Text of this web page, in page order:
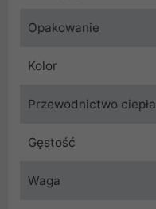
Opakowanie
Kolor
Przewodnictwo ciepła
Gęstość
Waga